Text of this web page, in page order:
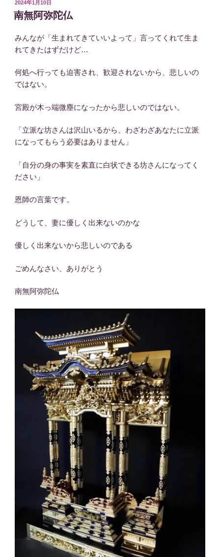
投
稿
日:
2024年1月10日
南無阿弥陀仏
みんなが「生まれてきていいよって」言ってくれて生ま
れてきたはずだけど…
何処へ行っても迫害され、歓迎されないから、悲しいの
ではない。
宮殿が木っ端微塵になったから悲しいのではない。
「立派な坊さんは沢山いるから、わざわざあなたに立派
になってもらう必要はありません」
「自分の身の事実を素直に白状できる坊さんになってく
ださい」
恩師の言葉です。
どうして、妻に優しく出来ないのかな
優しく出来ないから悲しいのである
ごめんなさい、ありがとう
南無阿弥陀仏